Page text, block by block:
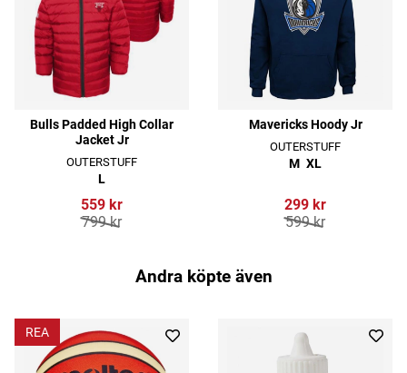
Bulls Padded High Collar
Jacket Jr
OUTERSTUFF
L
559 kr
799 kr
Mavericks Hoody Jr
OUTERSTUFF
M XL
299 kr
599 kr
Andra köpte även
REA